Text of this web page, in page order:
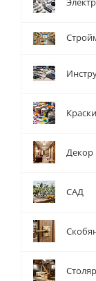
Краски
Декор
САД